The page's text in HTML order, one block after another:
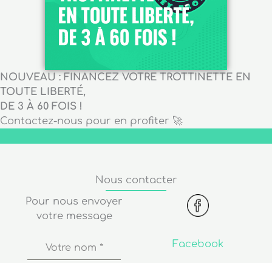
NOUVEAU : FINANCEZ VOTRE TROTTINETTE EN
TOUTE LIBERTÉ,
DE 3 À 60 FOIS !
Contactez-nous pour en profiter 🚀
Nous contacter
Pour nous envoyer
votre message
Votre nom * Facebook